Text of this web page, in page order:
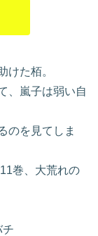
けた栢。
、嵐子は弱い自
のを見てしま
巻、大荒れの
チ